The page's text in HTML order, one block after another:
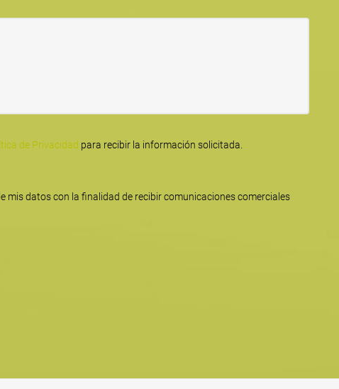
de Privacidad para recibir la información solicitada.
mis datos con la finalidad de recibir comunicaciones comerciales